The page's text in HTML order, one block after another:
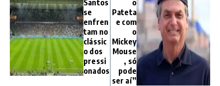
Santos
se
enfren
tam no
clássic
o dos
pressi
onados
o
Pateta
e com
o
Mickey
Mouse
, só
pode
ser aí”